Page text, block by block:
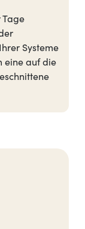
Systeme
eine auf die